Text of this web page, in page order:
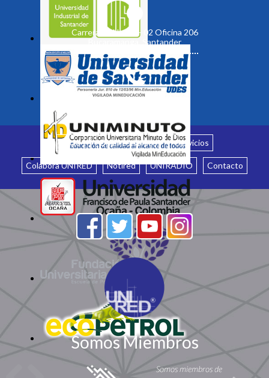
Carrera 19 No. 35 - 02 Oficina 206
Bucaramanga, Santander
Inicio ¿Quiénes somos? Servicios
Colabora UNIRED Notired UNIRADIO Contacto
Somos Miembros